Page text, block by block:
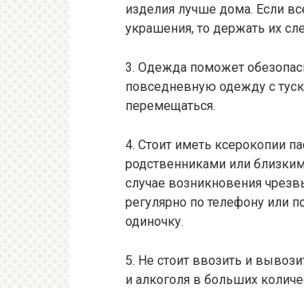
изделия лучше дома. Если
украшения, то держать их
3. Одежда поможет
повседневную одежду с
перемещаться.
4. Стоит иметь ксерокопии
родственниками или
случае возникновения
регулярно по телефону или
одиночку.
5. Не стоит ввозить и
и алкоголя в больших